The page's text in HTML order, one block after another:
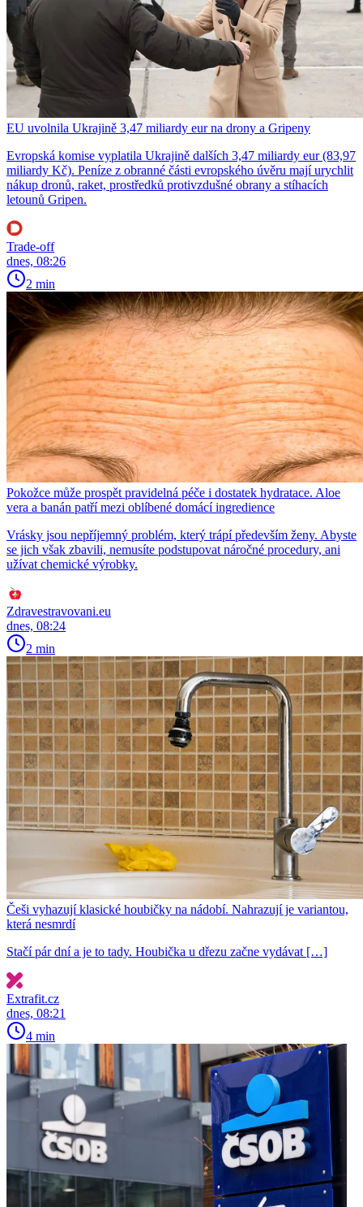
EU uvolnila Ukrajině 3,47 miliardy eur na drony a Gripeny
Evropská komise vyplatila Ukrajině dalších 3,47 miliardy eur (83,97
miliardy Kč). Peníze z obranné části evropského úvěru mají urychlit
nákup dronů, raket, prostředků protivzdušné obrany a stíhacích
letounů Gripen.
Trade-off
dnes, 08:26
2 min
Pokožce může prospět pravidelná péče i dostatek hydratace. Aloe
vera a banán patří mezi oblíbené domácí ingredience
Vrásky jsou nepříjemný problém, který trápí především ženy. Abyste
se jich však zbavili, nemusíte podstupovat náročné procedury, ani
užívat chemické výrobky.
Zdravestravovani.eu
dnes, 08:24
2 min
Češi vyhazují klasické houbičky na nádobí. Nahrazují je variantou,
která nesmrdí
Stačí pár dní a je to tady. Houbička u dřezu začne vydávat […]
Extrafit.cz
dnes, 08:21
4 min